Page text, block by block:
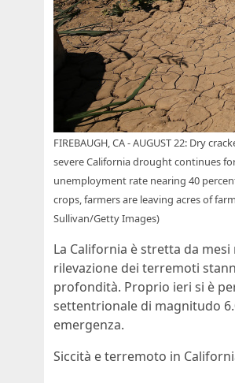
FIREBAUGH, CA - AUGUST 22: Dry
severe California drought continues
unemployment rate nearing 40
crops, farmers are leaving acres of
Sullivan/Getty Images)
La California è stretta da
rilevazione dei terremoti
profondità. Proprio ieri si è
settentrionale di magnitudo
emergenza.
Siccità e terremoto in